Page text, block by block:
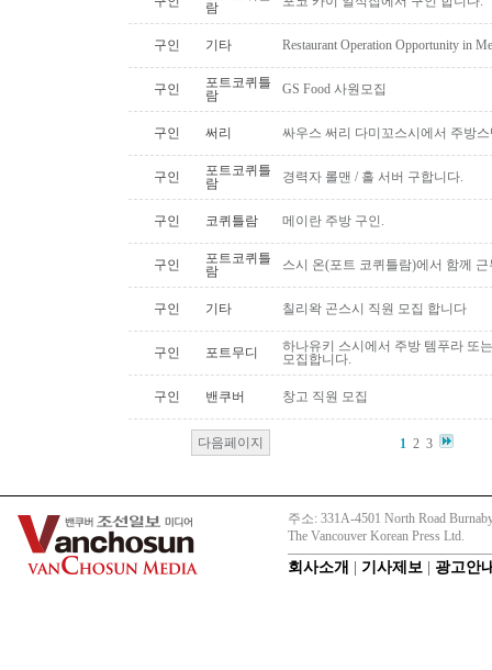
람
구인 기타 Restaurant Operation Opportunity in
구인
포트코퀴틀
람
GS Food 사원모집
구인 써리 싸우스 써리 다미꼬스시에서 주방
구인
포트코퀴틀
람
경력자 롤맨 / 홀 서버 구합니다.
구인 코퀴틀람 메이란 주방 구인.
구인
포트코퀴틀
람
스시 온(포트 코퀴틀람)에서 함께
구인 기타 칠리왁 곤스시 직원 모집 합니다
구인 포트무디
하나유키 스시에서 주방 템푸라 또
모집합니다.
구인 밴쿠버 창고 직원 모집
다음페이지 1 2 3
주소: 331A-4501 North Road
The Vancouver Korean Press Ltd.
회사소개 기사제보 광고안